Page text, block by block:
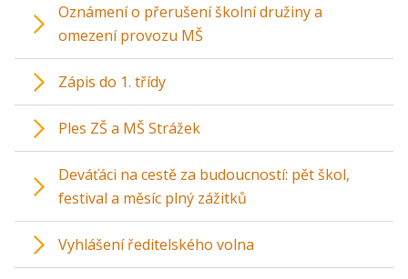
Oznámení o přerušení školní družiny a
omezení provozu MŠ
Zápis do 1. třídy
Ples ZŠ a MŠ Strážek
Deváťáci na cestě za budoucností: pět škol,
festival a měsíc plný zážitků
Vyhlášení ředitelského volna